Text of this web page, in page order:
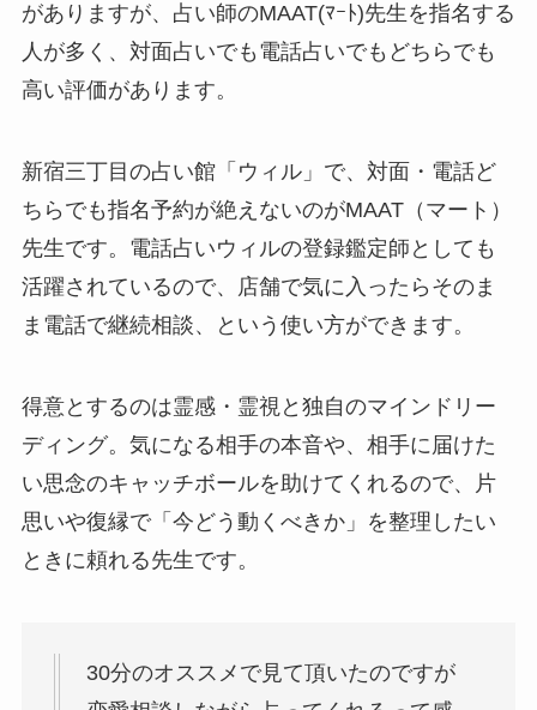
がありますが、占い師のMAAT(ﾏｰﾄ)先生を指名する
人が多く、対面占いでも電話占いでもどちらでも
高い評価があります。
新宿三丁目の占い館「ウィル」で、対面・電話ど
ちらでも指名予約が絶えないのがMAAT（マート）
先生です。電話占いウィルの登録鑑定師としても
活躍されているので、店舗で気に入ったらそのま
ま電話で継続相談、という使い方ができます。
得意とするのは霊感・霊視と独自のマインドリー
ディング。気になる相手の本音や、相手に届けた
い思念のキャッチボールを助けてくれるので、片
思いや復縁で「今どう動くべきか」を整理したい
ときに頼れる先生です。
30分のオススメで見て頂いたのですが